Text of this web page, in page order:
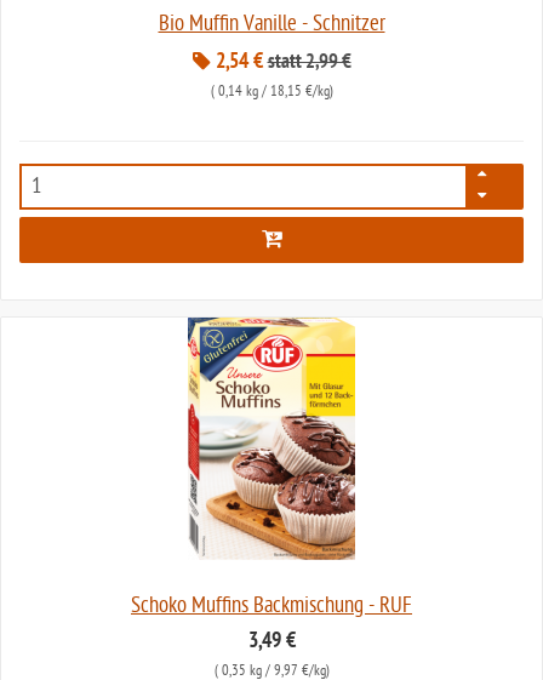
Bio Muffin Vanille - Schnitzer
2,54 € statt 2,99 €
( 0,14 kg/ 18,15 €/kg)
309
Schoko Muffins Backmischung - RUF
3,49 €
( 0,35 kg/ 9,97 €/kg)